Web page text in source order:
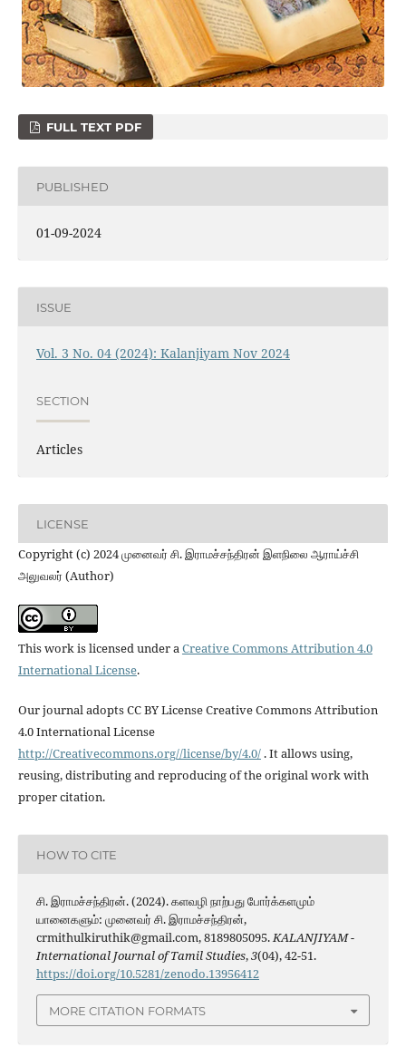
FULL TEXT PDF
PUBLISHED
01-09-2024
ISSUE
Vol. 3 No. 04 (2024): Kalanjiyam Nov 2024
SECTION
Articles
LICENSE
Copyright (c) 2024 முனைவர் சி. இராமச்சந்திரன் இளநிலை ஆராய்ச்சி
அலுவலர் (Author)
This work is licensed under aCreative Commons Attribution 4.0
International License.
Our journal adopts CC BY License Creative Commons Attribution
4.0 International License
http://Creativecommons.org//license/by/4.0/. It allows using,
reusing, distributing and reproducing of the original work with
proper citation.
HOW TO CITE
சி. இராமச்சந்திரன். (2024). களவழி நாற்பது போர்க்களமும்
யானைகளும்: முனைவர் சி. இராமச்சந்திரன்,
crmithulkiruthik@gmail.com, 8189805095.KALANJIYAM -
International Journal of Tamil Studies,3(04), 42-51.
https://doi.org/10.5281/zenodo.13956412
MORE CITATION FORMATS